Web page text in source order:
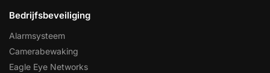
Bedrijfsbeveiliging
Alarmsysteem
Camerabewaking
Eagle Eye Networks